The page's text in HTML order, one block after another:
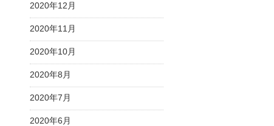
2020年12月
2020年11月
2020年10月
2020年8月
2020年7月
2020年6月